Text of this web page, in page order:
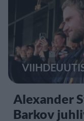
Alexander
Barkov